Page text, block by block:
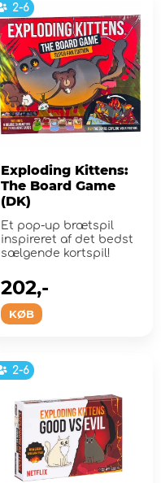
2-6
Exploding Kittens:
The Board Game
(DK)
Et pop-up brætspil
inspireret af det bedst
sælgende kortspil!
KØB
202,-
2-6